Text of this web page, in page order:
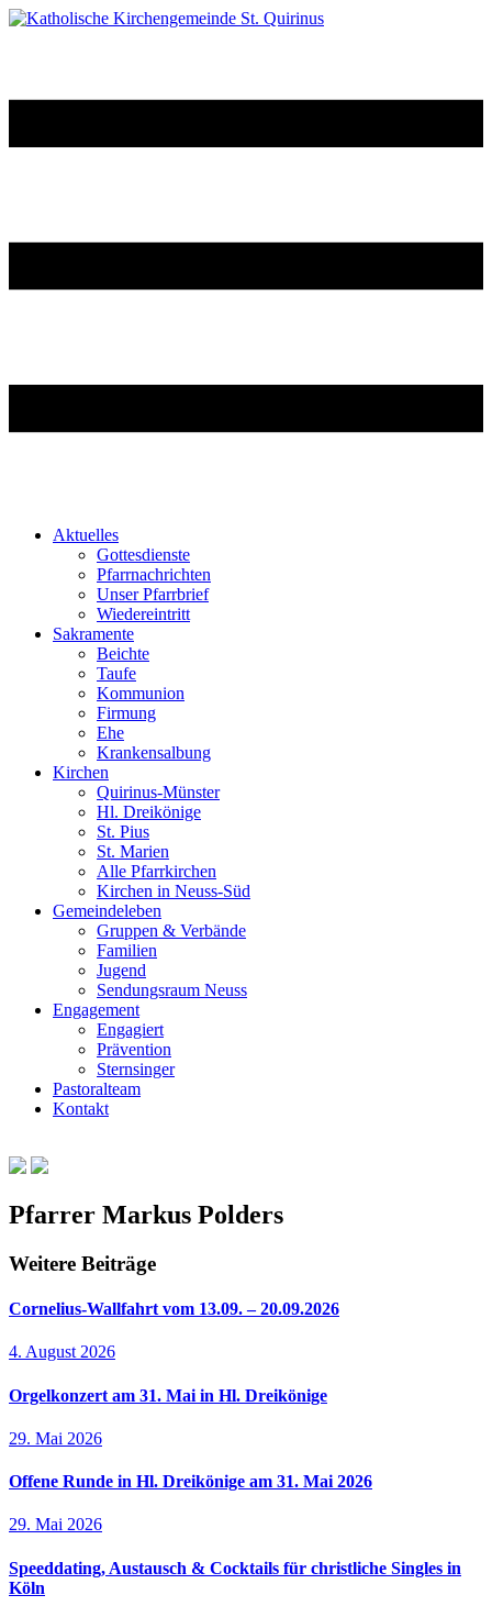
Aktuelles
Gottesdienste
Pfarrnachrichten
Unser Pfarrbrief
Wiedereintritt
Sakramente
Beichte
Taufe
Kommunion
Firmung
Ehe
Krankensalbung
Kirchen
Quirinus-Münster
Hl. Dreikönige
St. Pius
St. Marien
Alle Pfarrkirchen
Kirchen in Neuss-Süd
Gemeindeleben
Gruppen & Verbände
Familien
Jugend
Sendungsraum Neuss
Engagement
Engagiert
Prävention
Sternsinger
Pastoralteam
Kontakt
Pfarrer Markus Polders
Weitere Beiträge
Cornelius-Wallfahrt vom 13.09. – 20.09.2026
4. August 2026
Orgelkonzert am 31. Mai in Hl. Dreikönige
29. Mai 2026
Offene Runde in Hl. Dreikönige am 31. Mai 2026
29. Mai 2026
Speeddating, Austausch & Cocktails für christliche Singles in
Köln